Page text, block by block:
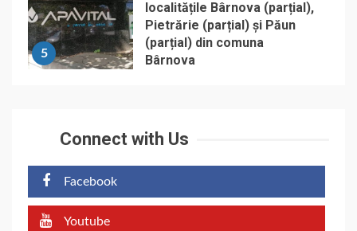
5
localitățile Bârnova (parțial),
Pietrărie (parțial) și Păun
(parțial) din comuna
Bârnova
Connect with Us
Facebook
Youtube